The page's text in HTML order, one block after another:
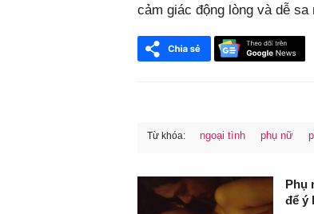
cảm giác động lòng và dễ sa
Từ khóa: ngoại tình phụ nữ
Phụ
để ý